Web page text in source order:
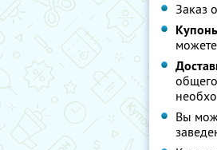
Заказ
Вы